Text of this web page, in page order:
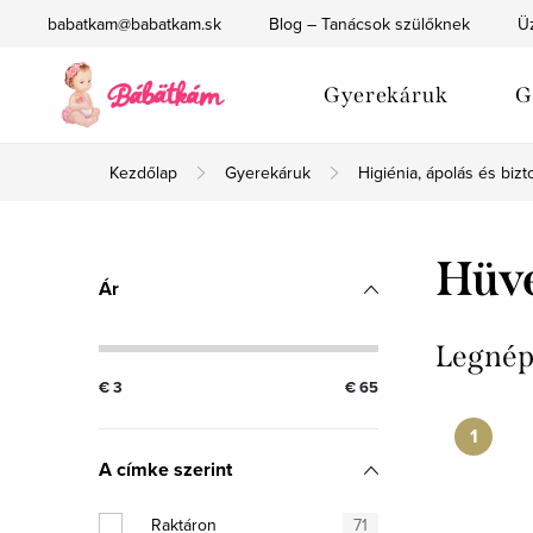
tartalomhoz
babatkam@babatkam.sk Blog – Tanácsok szülőknek
Gyerekáruk
Kezdőlap Gyerekáruk Higiénia, ápolás és
O
d
l
s
Ár
€3 €65
A címke szerint
Raktáron
71